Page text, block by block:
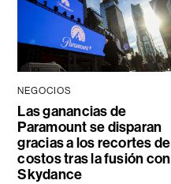
NEGOCIOS
Las ganancias de
Paramount se disparan
gracias a los recortes de
costos tras la fusión con
Skydance